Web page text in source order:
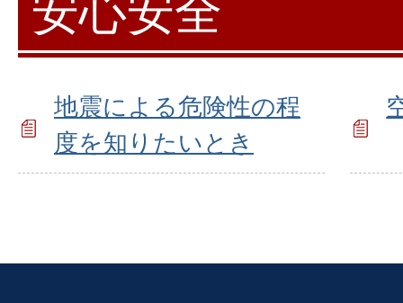
安心安全
地震による危険性の程
度を知りたいとき